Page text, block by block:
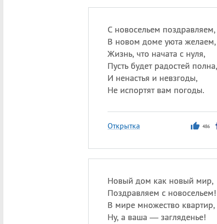
С новосельем поздравляем,
В новом доме уюта желаем,
Жизнь, что начата с нуля,
Пусть будет радостей полна,
И ненастья и невзгоды,
Не испортят вам погоды.
Открытка 486
Новый дом как новый мир,
Поздравляем с новосельем!
В мире множество квартир,
Ну, а ваша — загляденье!